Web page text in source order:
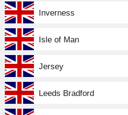
Inverness
Isle of Man
Jersey
Leeds Bradford